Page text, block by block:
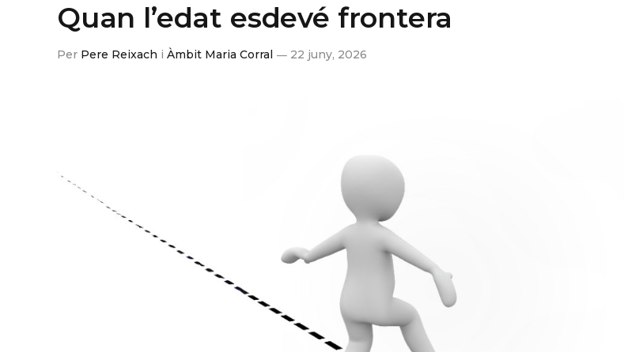
Quan l’edat esdevé frontera
Per Pere Reixach i Àmbit Maria Corral 22 juny, 2026